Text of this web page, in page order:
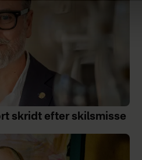
skridt efter skilsmisse